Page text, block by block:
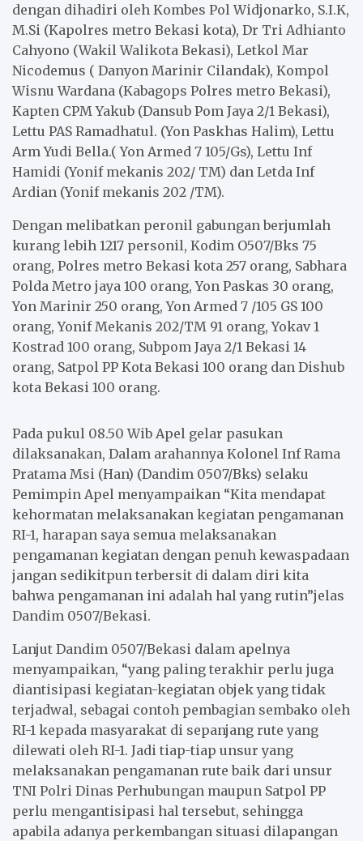
dengan dihadiri oleh Kombes Pol Widjonarko, S.I.K,
M.Si (Kapolres metro Bekasi kota), Dr Tri Adhianto
Cahyono (Wakil Walikota Bekasi), Letkol Mar
Nicodemus ( Danyon Marinir Cilandak), Kompol
Wisnu Wardana (Kabagops Polres metro Bekasi),
Kapten CPM Yakub (Dansub Pom Jaya 2/1 Bekasi),
Lettu PAS Ramadhatul. (Yon Paskhas Halim), Lettu
Arm Yudi Bella.( Yon Armed 7 105/Gs), Lettu Inf
Hamidi (Yonif mekanis 202/ TM) dan Letda Inf
Ardian (Yonif mekanis 202 /TM).
Dengan melibatkan peronil gabungan berjumlah
kurang lebih 1217 personil, Kodim O507/Bks 75
orang, Polres metro Bekasi kota 257 orang, Sabhara
Polda Metro jaya 100 orang, Yon Paskas 30 orang,
Yon Marinir 250 orang, Yon Armed 7 /105 GS 100
orang, Yonif Mekanis 202/TM 91 orang, Yokav 1
Kostrad 100 orang, Subpom Jaya 2/1 Bekasi 14
orang, Satpol PP Kota Bekasi 100 orang dan Dishub
kota Bekasi 100 orang.
Pada pukul 08.50 Wib Apel gelar pasukan
dilaksanakan, Dalam arahannya Kolonel Inf Rama
Pratama Msi (Han) (Dandim 0507/Bks) selaku
Pemimpin Apel menyampaikan “Kita mendapat
kehormatan melaksanakan kegiatan pengamanan
RI-1, harapan saya semua melaksanakan
pengamanan kegiatan dengan penuh kewaspadaan
jangan sedikitpun terbersit di dalam diri kita
bahwa pengamanan ini adalah hal yang rutin”jelas
Dandim 0507/Bekasi.
Lanjut Dandim 0507/Bekasi dalam apelnya
menyampaikan, “yang paling terakhir perlu juga
diantisipasi kegiatan-kegiatan objek yang tidak
terjadwal, sebagai contoh pembagian sembako oleh
RI-1 kepada masyarakat di sepanjang rute yang
dilewati oleh RI-1. Jadi tiap-tiap unsur yang
melaksanakan pengamanan rute baik dari unsur
TNI Polri Dinas Perhubungan maupun Satpol PP
perlu mengantisipasi hal tersebut, sehingga
apabila adanya perkembangan situasi dilapangan